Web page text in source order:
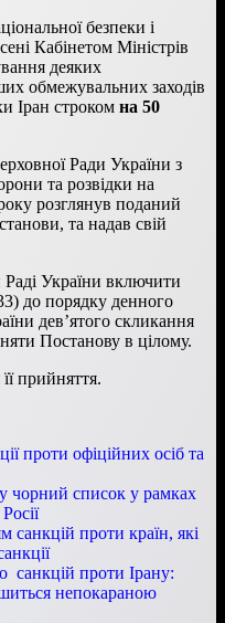
безпеки і
Кабінетом Міністрів
деяких
обмежувальних заходів
Іран строком на 50
Ради України з
та розвідки на
розглянув поданий
та надав свій
України включити
до порядку денного
дев’ятого скликання
Постанову в цілому.
прийняття.
проти офіційних осіб та
список у рамках
проти країн, які
санкцій проти Ірану:
непокараною